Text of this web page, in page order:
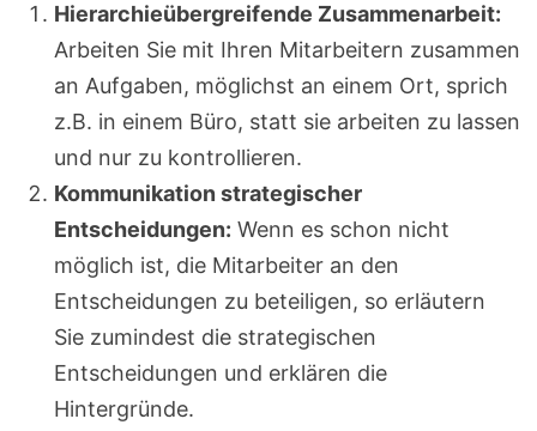
Hierarchieübergreifende Zusammenarbeit:
Arbeiten Sie mit Ihren Mitarbeitern zusammen
an Aufgaben, möglichst an einem Ort, sprich
z.B. in einem Büro, statt sie arbeiten zu lassen
und nur zu kontrollieren.
Kommunikation strategischer
Entscheidungen: Wenn es schon nicht
möglich ist, die Mitarbeiter an den
Entscheidungen zu beteiligen, so erläutern
Sie zumindest die strategischen
Entscheidungen und erklären die
Hintergründe.